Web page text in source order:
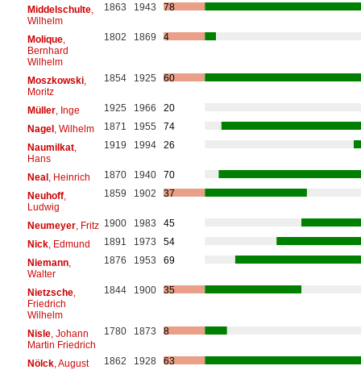
Middelschulte,
Wilhelm
1863 1943 78
Molique,
Bernhard
Wilhelm
1802 1869 4
Moszkowski,
Moritz
1854 1925 60
Müller, Inge 1925 1966
20
Nagel, Wilhelm 1871 1955
74
Naumilkat,
Hans
1919 1994 26
Neal, Heinrich 1870 1940
70
Neuhoff,
Ludwig
1859 1902 37
Neumeyer, Fritz 1900 1983
45
Nick, Edmund 1891 1973
54
Niemann,
Walter
1876 1953 69
Nietzsche,
Friedrich
Wilhelm
1844 1900 35
Nisle, Johann
Martin Friedrich
1780 1873 8
Nölck, August 1862 1928
63